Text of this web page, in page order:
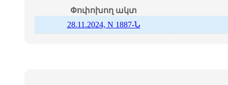
Փոփոխող ակտ
28.11.2024, N 1887-Ն